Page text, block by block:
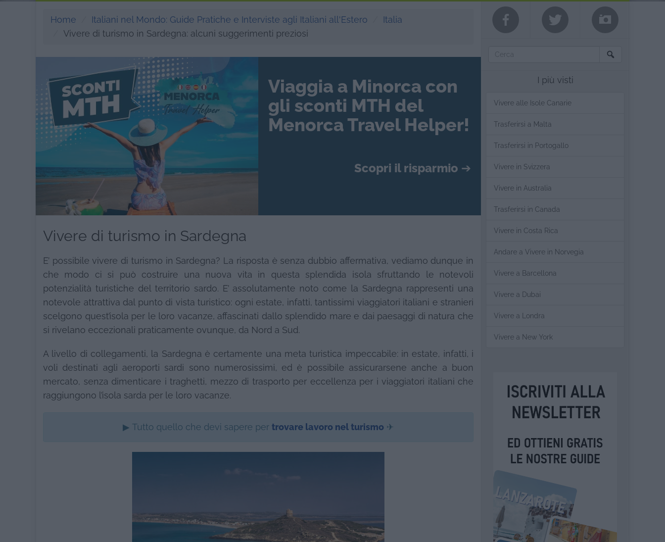
Home Italiani nel Mondo: Guide Pratiche e Interviste agli Italiani all'Estero
Italia
Vivere di turismo in Sardegna: alcuni suggerimenti preziosi
Viaggia a Minorca con
gli sconti MTH del
Menorca Travel Helper!
Scopri il risparmio ➔
Vivere di turismo in Sardegna
E’ possibile vivere di turismo in Sardegna? La risposta è senza dubbio affermativa, vediamo dunque in
che modo ci si può costruire una nuova vita in questa splendida isola sfruttando le notevoli
potenzialità turistiche del territorio sardo. E’ assolutamente noto come la Sardegna rappresenti una
notevole attrattiva dal punto di vista turistico: ogni estate, infatti, tantissimi viaggiatori italiani e stranieri
scelgono quest’isola per le loro vacanze, affascinati dallo splendido mare e dai paesaggi di natura che
si rivelano eccezionali praticamente ovunque, da Nord a Sud.
A livello di collegamenti, la Sardegna è certamente una meta turistica impeccabile: in estate, infatti, i
voli destinati agli aeroporti sardi sono numerosissimi, ed è possibile assicurarsene anche a buon
mercato, senza dimenticare i traghetti, mezzo di trasporto per eccellenza per i viaggiatori italiani che
raggiungono l’isola sarda per le loro vacanze.
▶ Tutto quello che devi sapere per trovare lavoro nel turismo ✈
I più visti
Vivere alle Isole Canarie
Trasferirsi a Malta
Trasferirsi in Portogallo
Vivere in Svizzera
Vivere in Australia
Trasferirsi in Canada
Vivere in Costa Rica
Andare a Vivere in Norvegia
Vivere a Barcellona
Vivere a Dubai
Vivere a Londra
Vivere a New York